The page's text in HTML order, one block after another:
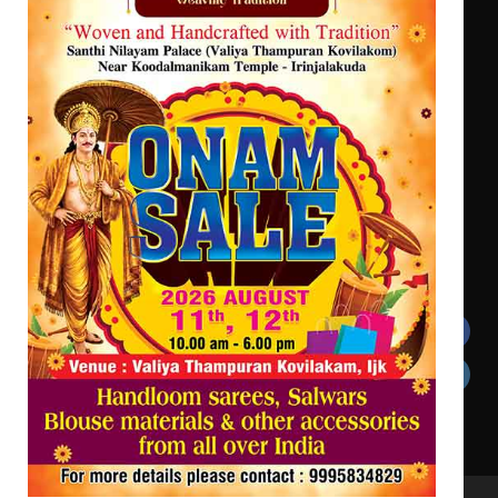
സർഗ്ഗസാഹിതി- കവിതാസംഗമം 2026
കവിതാ ചർച്ച കാട്ടൂർ, ടി. കെ.
ബാലൻ ഹാളിൽ 16ന്
ഇടത്തരം മഴയ്ക്കും കാറ്റിനും
സാധ്യത ഇരിങ്ങാലക്കുടയിൽ 4.4
മില്ലി മീറ്റർ മഴ ലഭിച്ചു
Get In Touch
Twitter Facebook
LinkedIn Instagram
YouTube